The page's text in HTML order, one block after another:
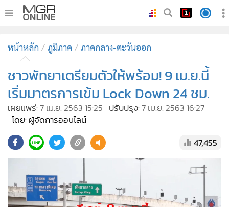
ทันเหตุการณ์
• ภาคใต้
ภูมิภาค
Online Section
บันเทิง
• ผู้จัดการรายวัน
• คอลัมนิสต์
CbizReview
• Cyber BIZ
หน้าหลัก ภูมิภาค ภาคกลาง-ตะวันออก
ชาวพัทยาเตรียมตัวให้พร้อม! 9 เม.ย.นี้
เริ่มมาตรการเข้ม Lock Down 24 ชม.
เผยแพร่:7 เม.ย. 2563 15:25 ปรับปรุง:7 เม.ย. 2563 16:27
โดย: ผู้จัดการออนไลน์
47,455